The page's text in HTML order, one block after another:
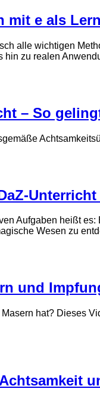
mit e als
alle wichtigen
hin zu realen
– So
Aufgaben heißt
Wesen zu
und
hat? Dieses